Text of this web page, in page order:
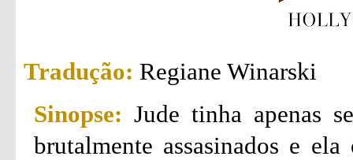
Tradução: Regiane Winarski
Sinopse: Jude tinha apenas
brutalmente assasinados e